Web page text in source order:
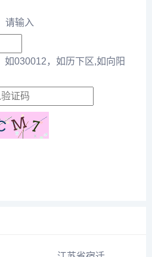
请输入
如030012，如历下区,如向阳